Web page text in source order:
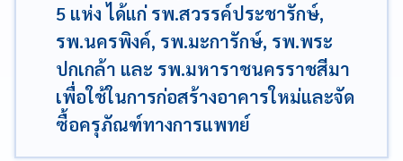
5 แห่ง ได้แก่ รพ.สวรรค์ประชารักษ์,
รพ.นครพิงค์, รพ.มะการักษ์, รพ.พระ
ปกเกล้า และ รพ.มหาราชนครราชสีมา
เพื่อใช้ในการก่อสร้างอาคารใหม่และจัด
ซื้อครุภัณฑ์ทางการแพทย์